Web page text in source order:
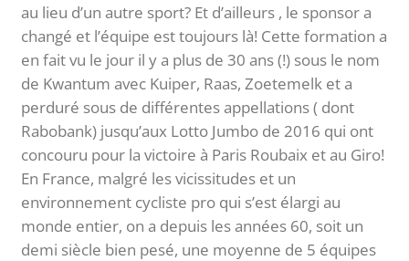
au lieu d’un autre sport? Et d’ailleurs , le sponsor a
changé et l’équipe est toujours là! Cette formation a
en fait vu le jour il y a plus de 30 ans (!) sous le nom
de Kwantum avec Kuiper, Raas, Zoetemelk et a
perduré sous de différentes appellations ( dont
Rabobank) jusqu’aux Lotto Jumbo de 2016 qui ont
concouru pour la victoire à Paris Roubaix et au Giro!
En France, malgré les vicissitudes et un
environnement cycliste pro qui s’est élargi au
monde entier, on a depuis les années 60, soit un
demi siècle bien pesé, une moyenne de 5 équipes